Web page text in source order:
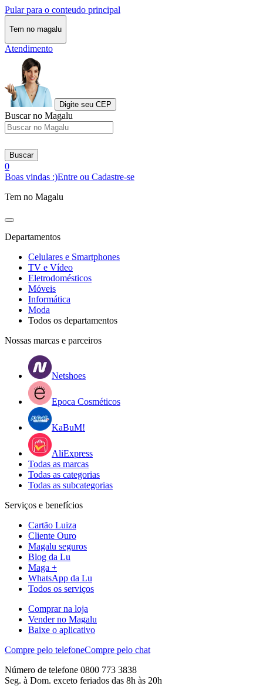
Pular para o conteudo principal
Tem no magalu
Atendimento
Digite seu CEP
Buscar no Magalu
Buscar
0
Boas vindas :)Entre ou Cadastre-se
Tem no Magalu
Departamentos
Celulares e Smartphones
TV e Vídeo
Eletrodomésticos
Móveis
Informática
Moda
Todos os departamentos
Nossas marcas e parceiros
Netshoes
Epoca Cosméticos
KaBuM!
AliExpress
Todas as marcas
Todas as categorias
Todas as subcategorias
Serviços e benefícios
Cartão Luiza
Cliente Ouro
Magalu seguros
Blog da Lu
Maga +
WhatsApp da Lu
Todos os serviços
Comprar na loja
Vender no Magalu
Baixe o aplicativo
Compre pelo telefoneCompre pelo chat
Número de telefone 0800 773 3838
Seg. à Dom. exceto feriados das 8h às 20h